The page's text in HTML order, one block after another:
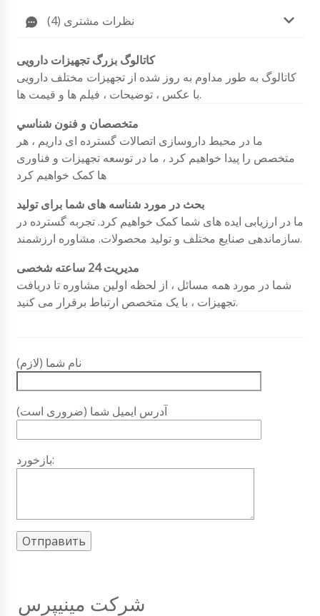
نظرات مشتری (4)
کاتالوگ بزرگ تجهیزات دارویی
کاتالوگ به طور مداوم به روز شده از تجهیزات مختلف دارویی
با عکس ، توضیحات ، فیلم ها و قیمت ها.
متخصصان و فنون شناسي
ما در محیط داروسازی اتصالات گسترده ای داریم ، هر
متخصص را پیدا خواهیم کرد ، ما در توسعه تجهیزات و فناوری
ها کمک خواهیم کرد
بحث در مورد شناسه های شما برای تولید
ما در ارزیابی ایده های شما کمک خواهیم کرد. تجربه گسترده در
سازماندهی صنایع مختلف و تولید محصولات. مشاوره ارزشمند.
مدیریت 24 ساعته شخصی
شما در مورد همه مسائل ، از لحظه اولین مشاوره تا دریافت
تجهیزات ، با یک متخصص ارتباط برقرار می کنید.
نام شما (لازم)
آدرس ایمیل شما (ضروری است)
بازخورد:
شرکت مینیپرس